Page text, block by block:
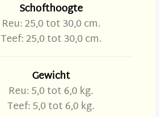
Schofthoogte
Reu: 25,0 tot 30,0 cm.
Teef: 25,0 tot 30,0 cm.
Gewicht
Reu: 5,0 tot 6,0 kg.
Teef: 5,0 tot 6,0 kg.